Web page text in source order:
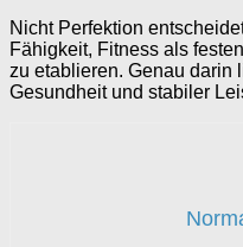
Nicht Perfektion
Fähigkeit, Fitness als
zu etablieren. Genau darin
Gesundheit und stabiler